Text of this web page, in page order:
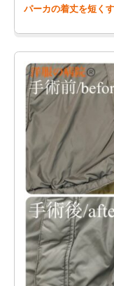
パーカの着丈を短く